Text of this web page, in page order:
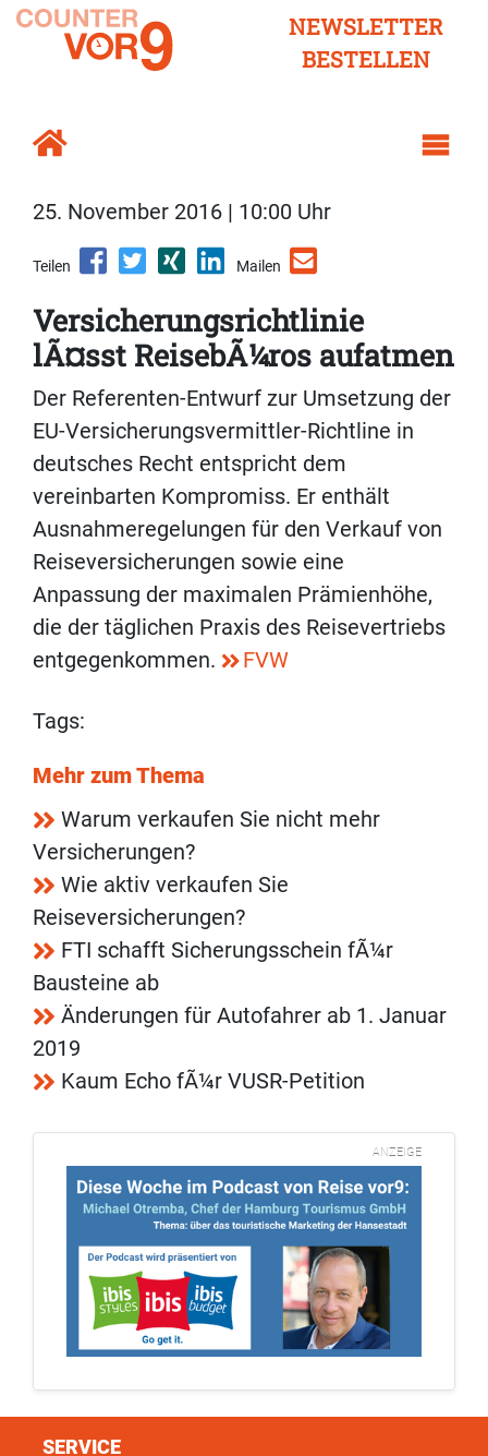
NEWSLETTER
BESTELLEN
25. November 2016 | 10:00 Uhr
Teilen Mailen
Versicherungsrichtlinie
lÃ¤sst ReisebÃ¼ros aufatmen
Der Referenten-Entwurf zur Umsetzung der
EU-Versicherungsvermittler-Richtline in
deutsches Recht entspricht dem
vereinbarten Kompromiss. Er enthält
Ausnahmeregelungen für den Verkauf von
Reiseversicherungen sowie eine
Anpassung der maximalen Prämienhöhe,
die der täglichen Praxis des Reisevertriebs
entgegenkommen.
FVW
Tags:
Mehr zum Thema
Warum verkaufen Sie nicht mehr
Versicherungen?
Wie aktiv verkaufen Sie
Reiseversicherungen?
FTI schafft Sicherungsschein fÃ¼r
Bausteine ab
Änderungen für Autofahrer ab 1. Januar
2019
Kaum Echo fÃ¼r VUSR-Petition
ANZEIGE
SERVICE